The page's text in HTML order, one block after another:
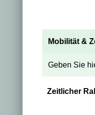
Mobilität &
Geben Sie
Zeitlicher